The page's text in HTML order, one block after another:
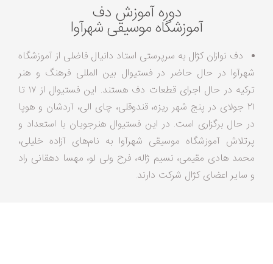
دوره آموزش دف
آموزشگاه موسیقی شهرآوا
دف نوازان کژال به سرپرستی استاد دانیال فاضلی از آموزشگاه
شهرآوا در حال حاضر در فستیوال بین المللی فرهنگ و هنر
ترکیه در حال اجرای قطعات دف هستند. این فستیوال از ۱۷ تا
۲۱ جولای در پنج شهر ریزه، قندوقلی، چای الی، آردشان و هوپا
در حال برگزاری است. در این فستیوال هنرجویان با استعداد و
پرتلاش آموزشگاه موسیقی شهرآوا به نام‌های آزاده خلیلی،
محمد هادی مقیمی، نسیم ژاله، فرح ولی لو، مهسا دهقانی راد
و سایر اعضای کژال شرکت دارند.